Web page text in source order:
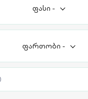
ფასი -
ფართობი -